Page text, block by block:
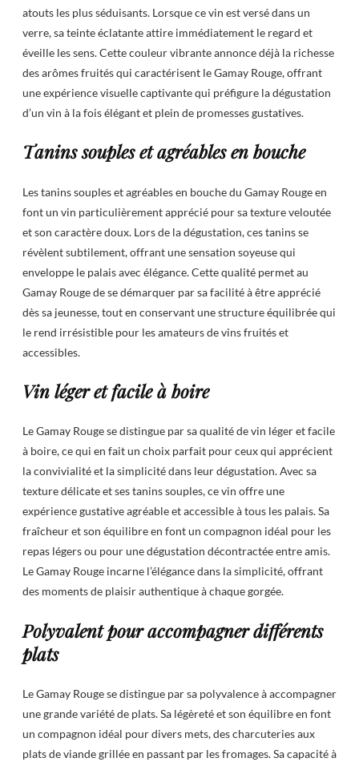
atouts les plus séduisants. Lorsque ce vin est versé dans un
verre, sa teinte éclatante attire immédiatement le regard et
éveille les sens. Cette couleur vibrante annonce déjà la richesse
des arômes fruités qui caractérisent le Gamay Rouge, offrant
une expérience visuelle captivante qui préfigure la dégustation
d’un vin à la fois élégant et plein de promesses gustatives.
Tanins souples et agréables en bouche
Les tanins souples et agréables en bouche du Gamay Rouge en
font un vin particulièrement apprécié pour sa texture veloutée
et son caractère doux. Lors de la dégustation, ces tanins se
révèlent subtilement, offrant une sensation soyeuse qui
enveloppe le palais avec élégance. Cette qualité permet au
Gamay Rouge de se démarquer par sa facilité à être apprécié
dès sa jeunesse, tout en conservant une structure équilibrée qui
le rend irrésistible pour les amateurs de vins fruités et
accessibles.
Vin léger et facile à boire
Le Gamay Rouge se distingue par sa qualité de vin léger et facile
à boire, ce qui en fait un choix parfait pour ceux qui apprécient
la convivialité et la simplicité dans leur dégustation. Avec sa
texture délicate et ses tanins souples, ce vin offre une
expérience gustative agréable et accessible à tous les palais. Sa
fraîcheur et son équilibre en font un compagnon idéal pour les
repas légers ou pour une dégustation décontractée entre amis.
Le Gamay Rouge incarne l’élégance dans la simplicité, offrant
des moments de plaisir authentique à chaque gorgée.
Polyvalent pour accompagner différents
plats
Le Gamay Rouge se distingue par sa polyvalence à accompagner
une grande variété de plats. Sa légèreté et son équilibre en font
un compagnon idéal pour divers mets, des charcuteries aux
plats de viande grillée en passant par les fromages. Sa capacité à